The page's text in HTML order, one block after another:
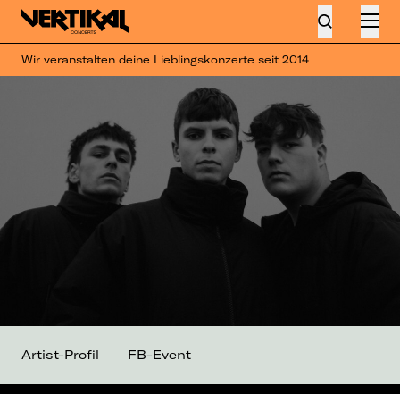
Wir veranstalten deine Lieblingskonzerte seit 2014
Artist-Profil FB-Event